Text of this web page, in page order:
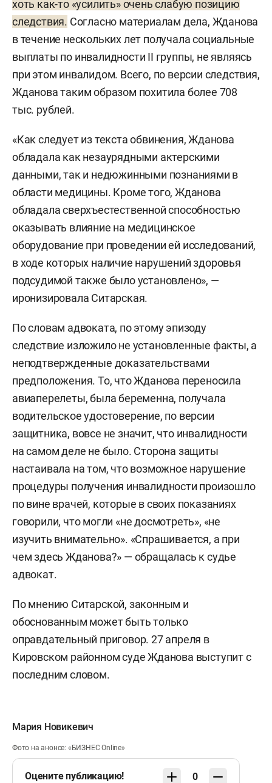
хоть как-то «усилить» очень слабую позицию
следствия. Согласно материалам дела, Жданова
в течение нескольких лет получала социальные
выплаты по инвалидности II группы, не являясь
при этом инвалидом. Всего, по версии следствия,
Жданова таким образом похитила более 708
тыс. рублей.
«Как следует из текста обвинения, Жданова
обладала как незаурядными актерскими
данными, так и недюжинными познаниями в
области медицины. Кроме того, Жданова
обладала сверхъестественной способностью
оказывать влияние на медицинское
оборудование при проведении ей исследований,
в ходе которых наличие нарушений здоровья
подсудимой также было установлено», —
иронизировала Ситарская.
По словам адвоката, по этому эпизоду
следствие изложило не установленные факты, а
неподтвержденные доказательствами
предположения. То, что Жданова переносила
авиаперелеты, была беременна, получала
водительское удостоверение, по версии
защитника, вовсе не значит, что инвалидности
на самом деле не было. Сторона защиты
настаивала на том, что возможное нарушение
процедуры получения инвалидности произошло
по вине врачей, которые в своих показаниях
говорили, что могли «не досмотреть», «не
изучить внимательно». «Спрашивается, а при
чем здесь Жданова?» — обращалась к судье
адвокат.
По мнению Ситарской, законным и
обоснованным может быть только
оправдательный приговор. 27 апреля в
Кировском районном суде Жданова выступит с
последним словом.
Мария Новикевич
Фото на анонсе: «БИЗНЕС Online»
Оцените публикацию! 0